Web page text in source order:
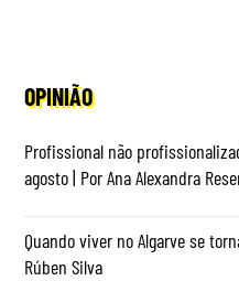
OPINIÃO
Profissional não
agosto | Por Ana Alexandra
Quando viver no Algarve se
Rúben Silva